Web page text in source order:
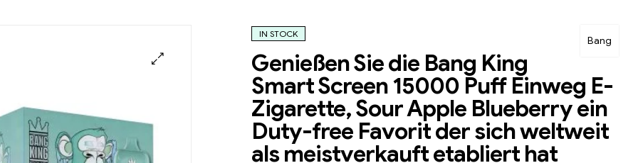
Bang
IN STOCK
Genießen Sie die Bang King
Smart Screen 15000 Puff Einweg E-
Zigarette, Sour Apple Blueberry ein
Duty-free Favorit der sich weltweit
als meistverkauft etabliert hat